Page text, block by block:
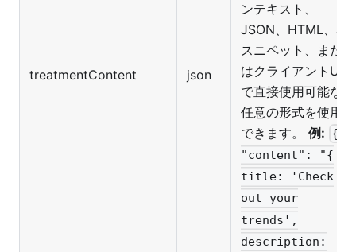
treatmentContent json
ンテキスト、
JSON、HTML、JS
スニペット、また
はクライアントUI
で直接使用可能な
任意の形式を使用
できます。 例: {
"content": "{
title: 'Check
out your
trends',
description: